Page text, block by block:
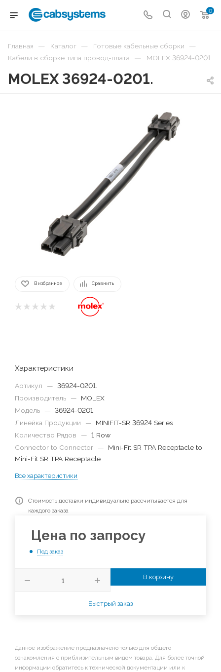
0
Главная — Каталог — Готовые кабельные сборки —
Кабели в сборке типа провод-плата — MOLEX 36924-0201.
MOLEX 36924-0201.
В избранное Сравнить
Характеристики
Артикул — 36924-0201.
Производитель
—
MOLEX
Модель
— 36924-0201.
Линейка Продукции
—
MINIFIT-SR 36924 Series
Количество Рядов
— 1 Row
Connector to Connector
—
Mini-Fit SR TPA Receptacle to
Mini-Fit SR TPA Receptacle
Все характеристики
Стоимость доставки индивидуально рассчитывается для
каждого заказа
Цена по запросу
Под заказ
В корзину
Быстрый заказ
Данное изображение предназначено только для общего
ознакомления с приблизительным видом товара. Для более точной
информации обратитесь к технической документации или к